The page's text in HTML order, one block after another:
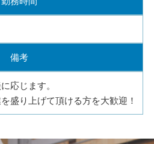
備考
応じます。
盛り上げて頂ける方を大歓迎！